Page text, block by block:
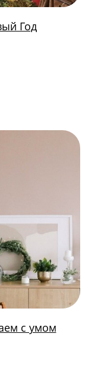
Год
с умом